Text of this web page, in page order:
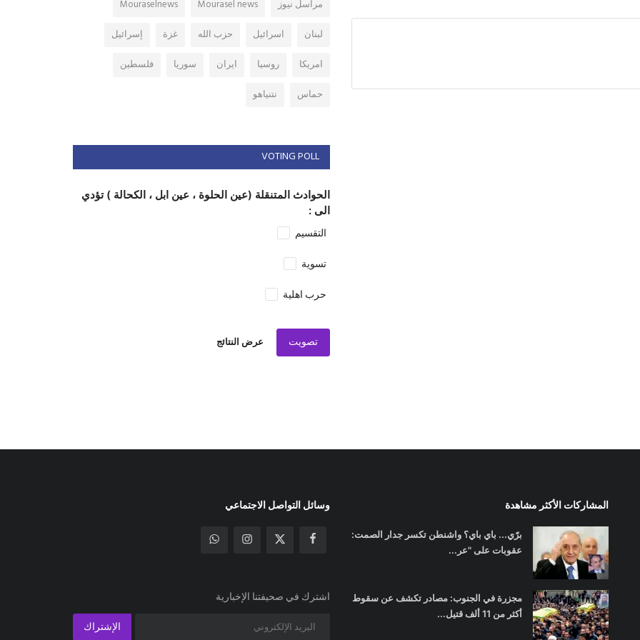
مراسل نيوز Mourasel news
Mouraselnews
لبنان
اسرائيل حزب الله غزة
إسرائيل
امريكا
روسيا ايران سوريا
فلسطين
حماس
نتنياهو
VOTING POLL
الحوادث المتنقلة (عين الحلوة ، عين ابل ، الكحالة ) تؤدي
الى :
التقسيم
تسوية
حرب اهلية
تصويت عرض النتائج
المشاركات الأكثر مشاهدة
برّي... باي باي؟ واشنطن تكسر جدار الصمت:
عقوبات على "عر...
مجزرة في الجنوب: مصادر تكشف عن سقوط
أكثر من 11 ألف قتيل...
وسائل التواصل الاجتماعي
اشترك في صحيفتنا الإخبارية
الإشتراك